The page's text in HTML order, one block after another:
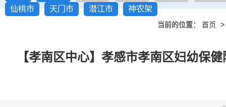
仙桃市
天门市 潜江市 神农架
当前的位置： 首页 >
【孝南区中心】孝感市孝南区妇幼保